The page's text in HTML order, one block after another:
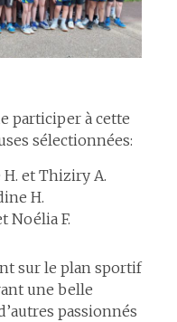
participer à cette
sélectionnées:
et Thiziry A.
H.
Noélia F.
sur le plan sportif
une belle
passionnés